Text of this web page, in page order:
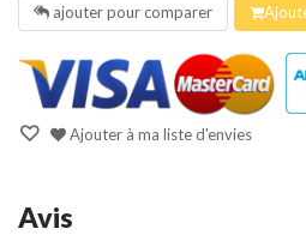
ajouter pour comparer
Ajouter à ma liste d'envies
Avis